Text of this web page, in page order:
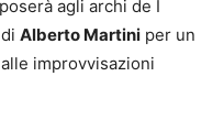
agli archi de I
Alberto Martini per un
improvvisazioni